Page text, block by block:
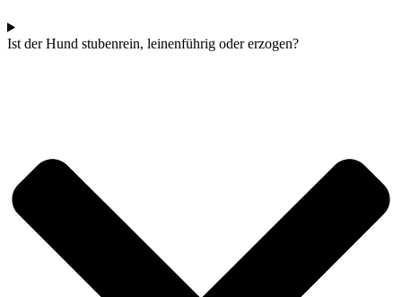
Ist der Hund stubenrein, leinenführig oder erzogen?